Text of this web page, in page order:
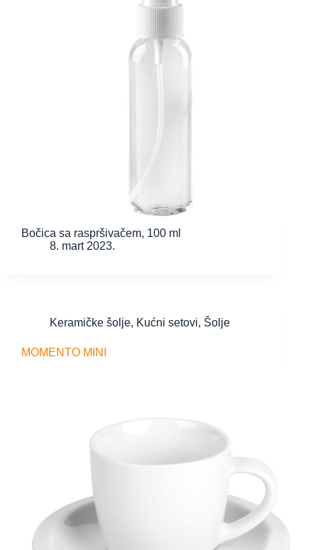
Bočica sa raspršivačem, 100 ml
8. mart 2023.
Keramičke šolje, Kućni setovi, Šolje
MOMENTO MINI